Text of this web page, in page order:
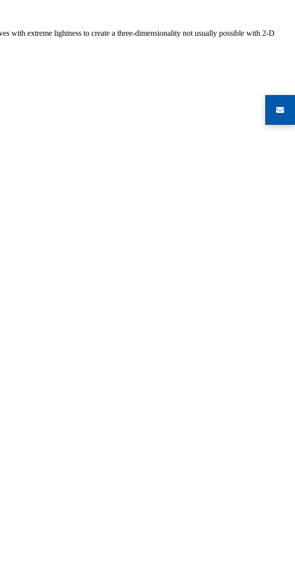
with extreme lightness to create a three-dimensionality not usually possible with 2-D